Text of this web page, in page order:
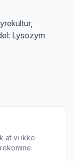
Lysozym
at vi ikke